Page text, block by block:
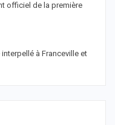
officiel de la première
à Franceville et